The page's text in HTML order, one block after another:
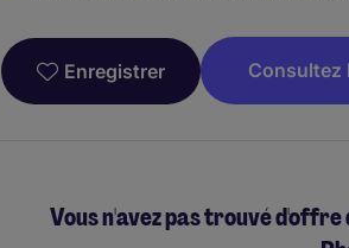
Enregistrer Consultez
Vous n'avez pas trouvé